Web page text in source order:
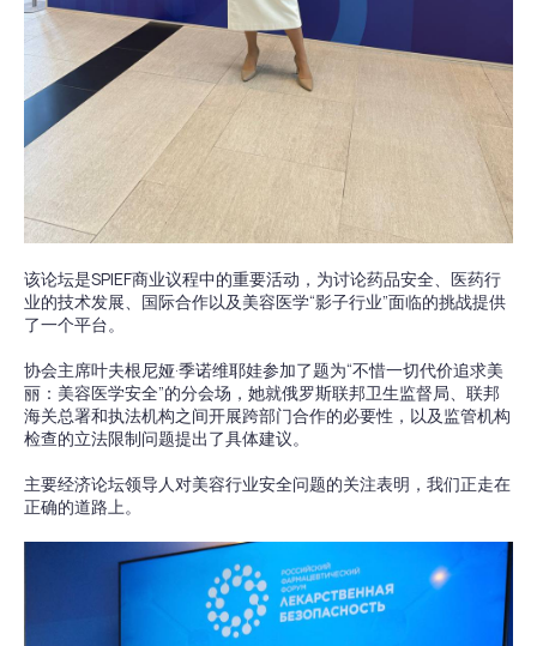
该论坛是SPIEF商业议程中的重要活动，为讨论药品安全、医药行
业的技术发展、国际合作以及美容医学“影子行业”面临的挑战提供
了一个平台。
协会主席叶夫根尼娅·季诺维耶娃参加了题为“不惜一切代价追求美
丽：美容医学安全”的分会场，她就俄罗斯联邦卫生监督局、联邦
海关总署和执法机构之间开展跨部门合作的必要性，以及监管机构
检查的立法限制问题提出了具体建议。
主要经济论坛领导人对美容行业安全问题的关注表明，我们正走在
正确的道路上。